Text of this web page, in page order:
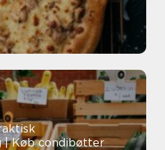
| Køb condibøtter